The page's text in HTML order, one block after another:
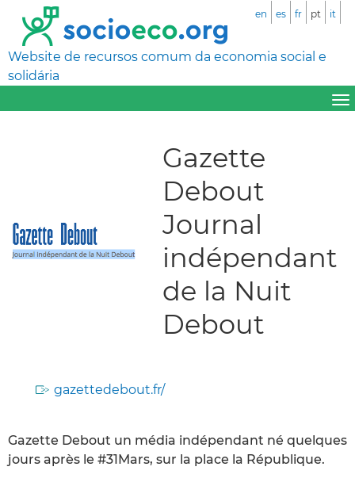
Website de recursos comum da economia social e
solidária
en es fr pt it
Gazette
Debout
Journal
indépendant
de la Nuit
Debout
gazettedebout.fr/
Gazette Debout un média indépendant né quelques
jours après le #31Mars, sur la place la République.